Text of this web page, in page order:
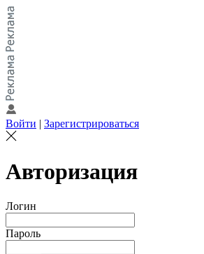
Войти | Зарегистрироваться
Авторизация
Логин
Пароль